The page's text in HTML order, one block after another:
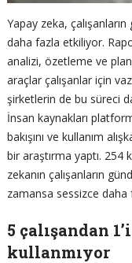
Yapay zeka,
daha fazla etkiliyor.
analizi, özetleme ve
araçlar çalışanlar için
şirketlerin de bu süreci
İnsan kaynakları
bakışını ve kullanım
bir araştırma yaptı. 254
zekanın çalışanların
zamansa sessizce
5 çalışandan
kullanmıyor